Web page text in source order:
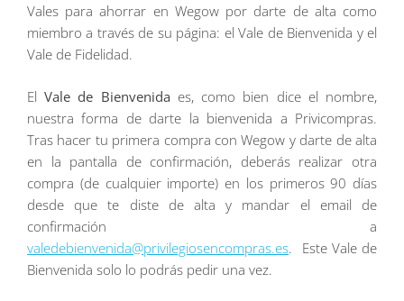
Vales para ahorrar en Wegow por darte de alta como
miembro a través de su página: el Vale de Bienvenida y el
Vale de Fidelidad.
ElVale de Bienvenida es, como bien dice el nombre,
nuestra forma de darte la bienvenida a Privicompras.
Tras hacer tu primera compra con Wegow y darte de alta
en la pantalla de confirmación, deberás realizar otra
compra (de cualquier importe) en los primeros 90 días
desde que te diste de alta y mandar el email de
confirmación a
valedebienvenida@privilegiosencompras.es. Este Vale de
Bienvenida solo lo podrás pedir una vez.